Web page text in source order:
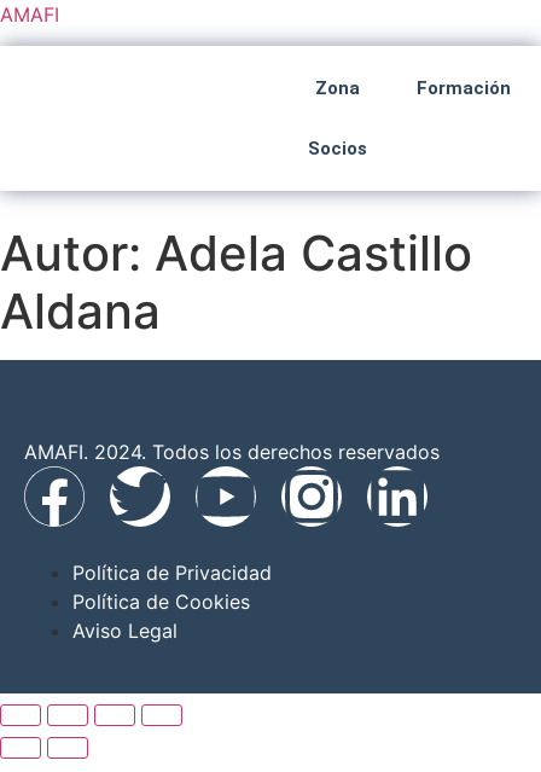
AMAFI
Zona
Socios
Formación
Autor: Adela Castillo
Aldana
AMAFI. 2024. Todos los derechos reservados
Política de Privacidad
Política de Cookies
Aviso Legal